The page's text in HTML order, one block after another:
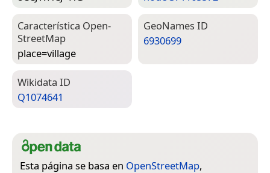
Característica Open­
Street­Map
place=­village
Geo­Names ID
6930699
Wiki­data ID
Q1074641
Esta página se basa en OpenStreetMap,